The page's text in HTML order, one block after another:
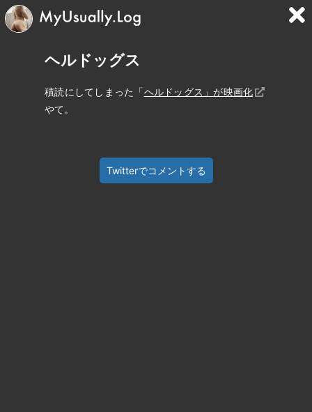
ヘルドッグス
積読にしてしまった「ヘルドッグス」が映画化
やて。
Twitterでコメントする